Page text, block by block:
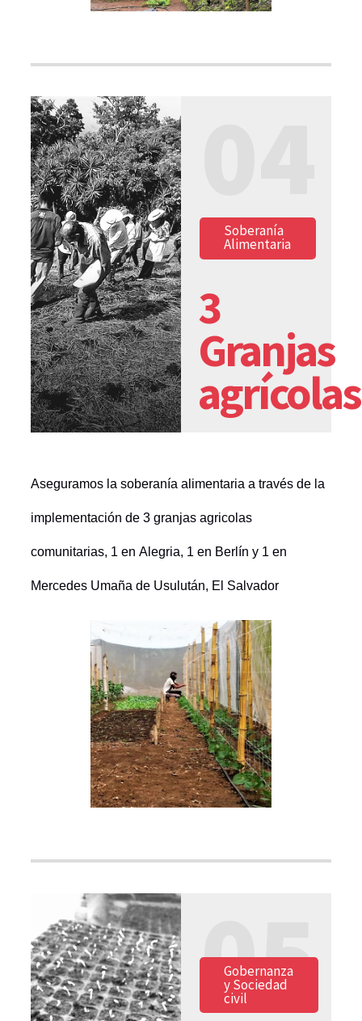
Soberanía
Alimentaria
3
Granjas
agrícolas
Aseguramos la soberanía alimentaria a través de la
implementación de 3 granjas agricolas
comunitarias, 1 en Alegria, 1 en Berlín y 1 en
Mercedes Umaña de Usulután, El Salvador
Gobernanza
y Sociedad
civil
05